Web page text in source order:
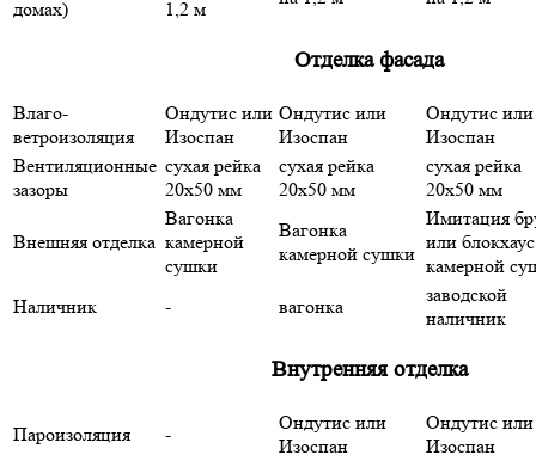
домах) 1,2 м
Отделка фасада
Влаго-
ветроизоляция
Ондутис или
Изоспан
Ондутис или
Изоспан
Ондутис или
Изоспан
Вентиляционные
зазоры
сухая рейка
20х50 мм
сухая рейка
20х50 мм
сухая рейка
20х50 мм
Внешняя отделка
Вагонка
камерной
сушки
Вагонка
камерной сушки
Имитация
или блокхаус
камерной
Наличник
- вагонка
заводской
наличник
Внутренняя отделка
Пароизоляция -
Ондутис или
Изоспан
Ондутис или
Изоспан